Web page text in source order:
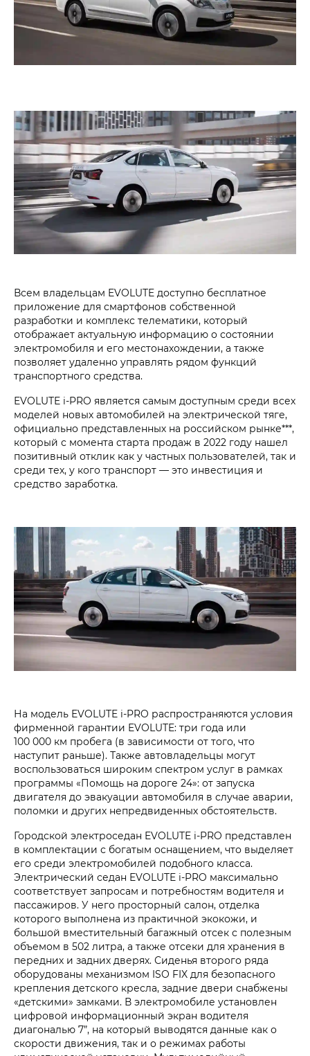
Всем владельцам EVOLUTE доступно бесплатное
приложение для смартфонов собственной
разработки и комплекс телематики, который
отображает актуальную информацию о состоянии
электромобиля и его местонахождении, а также
позволяет удаленно управлять рядом функций
транспортного средства.
EVOLUTE i‑PRO является самым доступным среди всех
моделей новых автомобилей на электрической тяге,
официально представленных на российском рынке***,
который с момента старта продаж в 2022 году нашел
позитивный отклик как у частных пользователей, так и
среди тех, у кого транспорт — это инвестиция и
средство заработка.
На модель EVOLUTE i‑PRO распространяются условия
фирменной гарантии EVOLUTE: три года или
100 000 км пробега (в зависимости от того, что
наступит раньше). Также автовладельцы могут
воспользоваться широким спектром услуг в рамках
программы «Помощь на дороге 24»: от запуска
двигателя до эвакуации автомобиля в случае аварии,
поломки и других непредвиденных обстоятельств.
Городской электроседан EVOLUTE i‑PRO представлен
в комплектации с богатым оснащением, что выделяет
его среди электромобилей подобного класса.
Электрический седан EVOLUTE i‑PRO максимально
соответствует запросам и потребностям водителя и
пассажиров. У него просторный салон, отделка
которого выполнена из практичной экокожи, и
большой вместительный багажный отсек с полезным
объемом в 502 литра, а также отсеки для хранения в
передних и задних дверях. Сиденья второго ряда
оборудованы механизмом ISO FIX для безопасного
крепления детского кресла, задние двери снабжены
«детскими» замками. В электромобиле установлен
цифровой информационный экран водителя
диагональю 7”, на который выводятся данные как о
скорости движения, так и о режимах работы